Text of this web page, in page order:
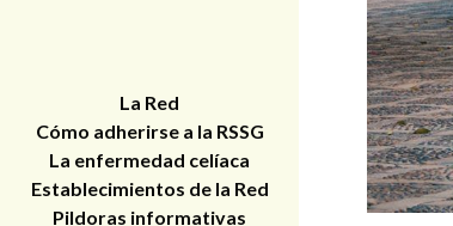
La Red
Cómo adherirse a la RSSG
La enfermedad celíaca
Establecimientos de la Red
Pildoras informativas